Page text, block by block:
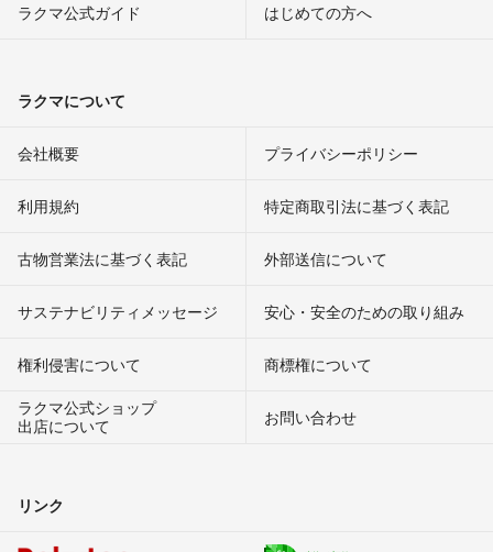
ラクマ公式ガイド はじめての方へ
ラクマについて
会社概要 プライバシーポリシー
利用規約 特定商取引法に基づく表記
古物営業法に基づく表記 外部送信について
サステナビリティメッセージ 安心・安全のための取り組み
権利侵害について
商標権について
ラクマ公式ショップ
出店について
お問い合わせ
リンク